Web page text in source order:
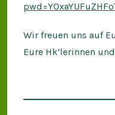
Wir freuen uns auf
Eure Hk’lerinnen